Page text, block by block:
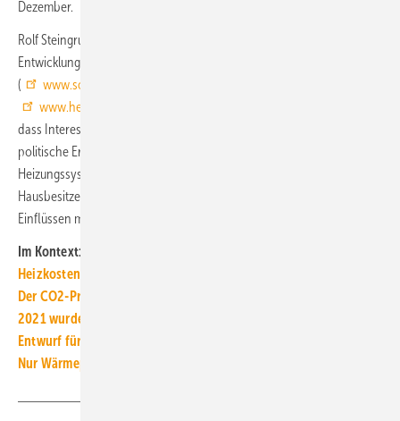
Dezember.
Rolf Steingrube, einer der DAA Geschäftsführer: „Wir sehen an der
Entwicklung der Anfragen auf den DAA-Portalen
(
www.solaranlagen-portal.com&nbsp
www.heizungsfinder.de
dass Interessenten deutlich auf steigende Energiepreise sowie
politische Ereignisse – oder die Kombination aus beiden – reagieren.
Heizungssysteme auf Basis erneuerbarer Energien bieten
Hausbesitzern eine Alternative, die sie unabhängiger von äußeren
Einflüssen machen kann.“ ■
Im Kontext:
Heizkosten mit Gas im Februar 2022 bis zu 114 % höher
Der CO2-Preis für Erdgas und Heizöl steigt 2022
2021 wurden 141 000 Stromspeicher verkauft (+ 60 %)
Entwurf für EEG-Novelle verbilligt Wärmepumpen-Strom
Nur Wärmepumpen oder auch Wasserstoff-Heizungen?